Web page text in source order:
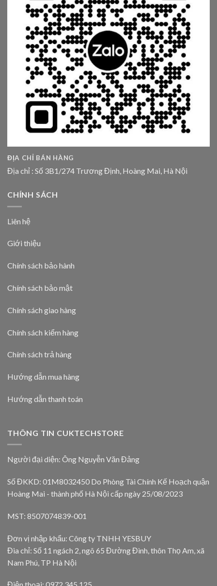
ĐỊA CHỈ BÁN HÀNG
Địa chỉ : Số 3B1/274 Trương Định, Hoàng Mai, Hà Nội
CHÍNH SÁCH
Liên hệ
Giới thiệu
Chính sách bảo hành
Chính sách bảo mật
Chính sách giao hàng
Chính sách kiểm hàng
Chính sách trả hàng
Hướng dẫn mua hàng
Hướng dẫn thanh toán
THÔNG TIN CUKTECHSTORE
Người đại diện: Ông Nguyễn Văn Đảng
Số ĐKKD: 01M8032450 Do Phòng Tài Chính Kế Hoạch quận
Hoàng Mai - thành phố Hà Nội cấp ngày 25/08/2023
MST: 8507074839-001
Đơn vị nhập khẩu: Công ty TNHH YESBUY
Đia chỉ: Số 11 ngách 2, ngõ 65 Đường Đình, thôn Thọ Am, xã
Nam Phú, TP Hà Nội